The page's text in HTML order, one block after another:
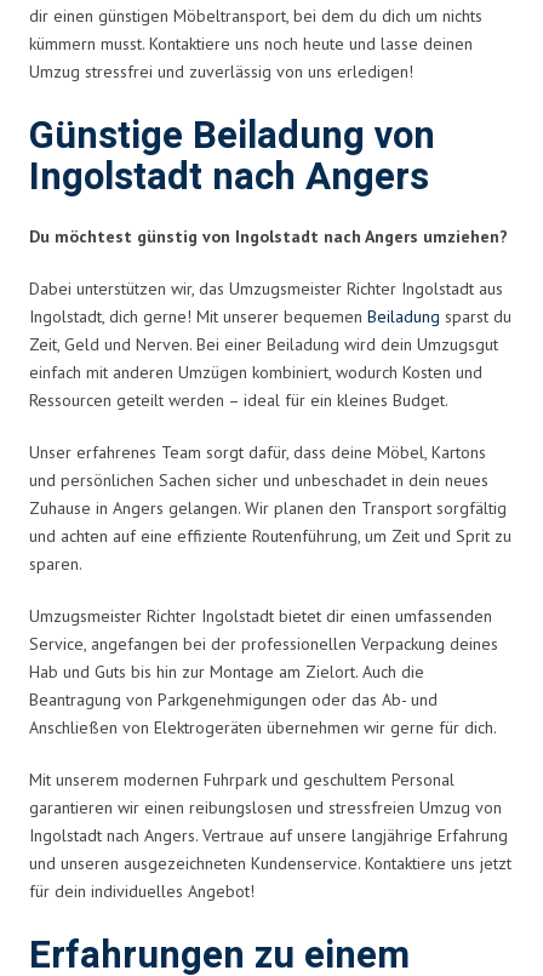
dir einen günstigen Möbeltransport, bei dem du dich um nichts
kümmern musst. Kontaktiere uns noch heute und lasse deinen
Umzug stressfrei und zuverlässig von uns erledigen!
Günstige Beiladung von
Ingolstadt nach Angers
Du möchtest günstig von Ingolstadt nach Angers umziehen?
Dabei unterstützen wir, das Umzugsmeister Richter Ingolstadt aus
Ingolstadt, dich gerne! Mit unserer bequemen Beiladung sparst du
Zeit, Geld und Nerven. Bei einer Beiladung wird dein Umzugsgut
einfach mit anderen Umzügen kombiniert, wodurch Kosten und
Ressourcen geteilt werden – ideal für ein kleines Budget.
Unser erfahrenes Team sorgt dafür, dass deine Möbel, Kartons
und persönlichen Sachen sicher und unbeschadet in dein neues
Zuhause in Angers gelangen. Wir planen den Transport sorgfältig
und achten auf eine effiziente Routenführung, um Zeit und Sprit zu
sparen.
Umzugsmeister Richter Ingolstadt bietet dir einen umfassenden
Service, angefangen bei der professionellen Verpackung deines
Hab und Guts bis hin zur Montage am Zielort. Auch die
Beantragung von Parkgenehmigungen oder das Ab- und
Anschließen von Elektrogeräten übernehmen wir gerne für dich.
Mit unserem modernen Fuhrpark und geschultem Personal
garantieren wir einen reibungslosen und stressfreien Umzug von
Ingolstadt nach Angers. Vertraue auf unsere langjährige Erfahrung
und unseren ausgezeichneten Kundenservice. Kontaktiere uns jetzt
für dein individuelles Angebot!
Erfahrungen zu einem